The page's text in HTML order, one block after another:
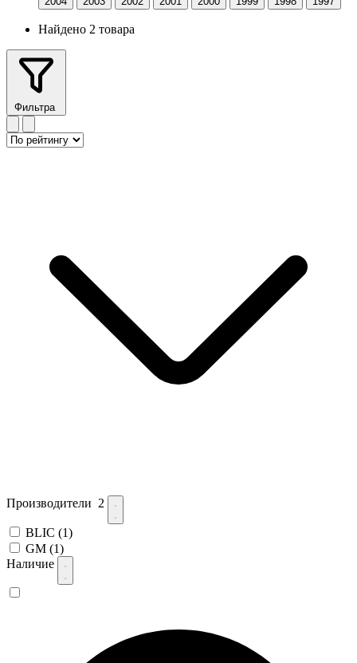
Найдено 2 товара
Фильтра
Производители 2
BLIC (1)
GM (1)
Наличие